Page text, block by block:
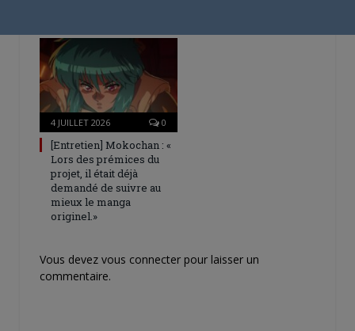
4 JUILLET 2026 0
[Entretien] Mokochan : «
Lors des prémices du
projet, il était déjà
demandé de suivre au
mieux le manga
originel.»
Vous devez vous connecter pour laisser un
commentaire.